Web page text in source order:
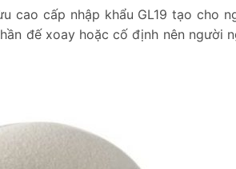
cao cấp nhập khẩu GL19 tạo cho
đế xoay hoặc cố định nên người